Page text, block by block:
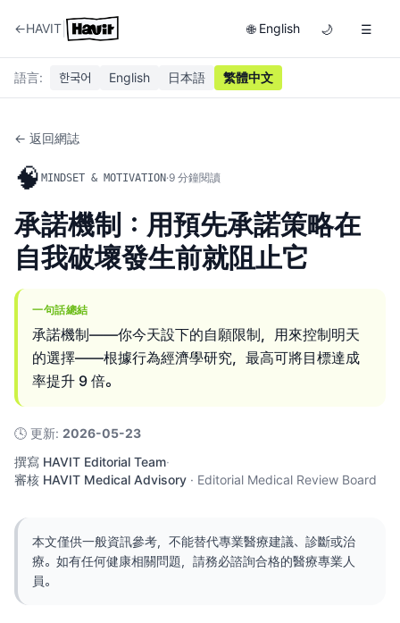
←HAVIT 🌐 English 🌙 ☰
語言: 한국어 English 日本語 繁體中文
← 返回網誌
🧠 MINDSET & MOTIVATION·9 分鐘閱讀
承諾機制：用預先承諾策略在
自我破壞發生前就阻止它
一句話總結
承諾機制——你今天設下的自願限制，用來控制明天
的選擇——根據行為經濟學研究，最高可將目標達成
率提升 9 倍。
🕓 更新: 2026-05-23
撰寫 HAVIT Editorial Team·
審核 HAVIT Medical Advisory · Editorial Medical Review Board
本文僅供一般資訊參考，不能替代專業醫療建議、診斷或治
療。如有任何健康相關問題，請務必諮詢合格的醫療專業人
員。